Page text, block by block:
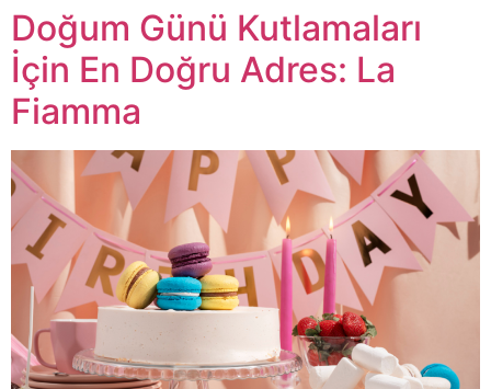
Doğum Günü Kutlamaları
İçin En Doğru Adres: La
Fiamma